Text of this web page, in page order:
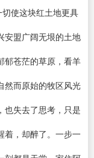
使这块红土地更具
安盟广阔无垠的土地
郁苍茫的草原，看羊
然而原始的牧区风光
也失去了思考，只是
着，却醉了。一步一